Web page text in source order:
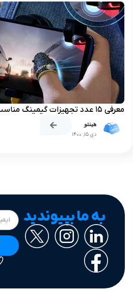
معرفی 15 عدد تجهیزات گیمینگ مناسب برای بازی های موبایلی
هینتو
دی 15, 1400
به ما بپیوندید